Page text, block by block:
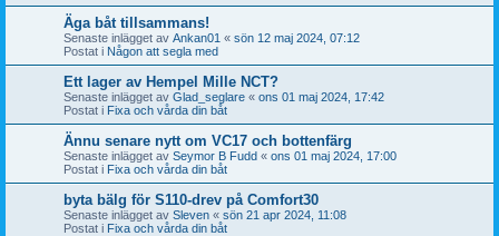
Äga båt tillsammans!
Senaste inlägget av Ankan01 « sön 12 maj 2024, 07:12
Postat i Någon att segla med
Ett lager av Hempel Mille NCT?
Senaste inlägget av Glad_seglare « ons 01 maj 2024, 17:42
Postat i Fixa och vårda din båt
Ännu senare nytt om VC17 och bottenfärg
Senaste inlägget av Seymor B Fudd « ons 01 maj 2024, 17:00
Postat i Fixa och vårda din båt
byta bälg för S110-drev på Comfort30
Senaste inlägget av Sleven « sön 21 apr 2024, 11:08
Postat i Fixa och vårda din båt